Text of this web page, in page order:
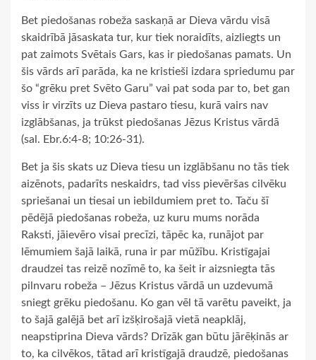
Bet piedošanas robeža saskaņā ar Dieva vārdu visā
skaidrībā jāsaskata tur, kur tiek noraidīts, aizliegts un
pat zaimots Svētais Gars, kas ir piedošanas pamats. Un
šis vārds arī parāda, ka ne kristieši izdara spriedumu par
šo “grēku pret Svēto Garu” vai pat soda par to, bet gan
viss ir virzīts uz Dieva pastaro tiesu, kurā vairs nav
izglābšanas, ja trūkst piedošanas Jēzus Kristus vārdā
(sal. Ebr.6:4-8; 10:26-31).
Bet ja šis skats uz Dieva tiesu un izglābšanu no tās tiek
aizēnots, padarīts neskaidrs, tad viss pievēršas cilvēku
spriešanai un tiesai un iebildumiem pret to. Taču šī
pēdējā piedošanas robeža, uz kuru mums norāda
Raksti, jāievēro visai precīzi, tāpēc ka, runājot par
lēmumiem šajā laikā, runa ir par mūžību. Kristīgajai
draudzei tas reizē nozīmē to, ka šeit ir aizsniegta tās
pilnvaru robeža – Jēzus Kristus vārdā un uzdevumā
sniegt grēku piedošanu. Ko gan vēl tā varētu paveikt, ja
to šajā galējā bet arī izšķirošajā vietā neapklāj,
neapstiprina Dieva vārds? Drīzāk gan būtu jārēķinās ar
to, ka cilvēkos, tātad arī kristīgajā draudzē, piedošanas